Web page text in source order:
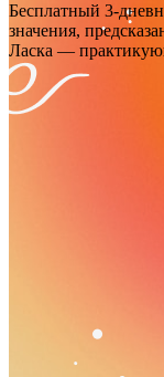
Бесплатный 3-
значения,
Ласка —